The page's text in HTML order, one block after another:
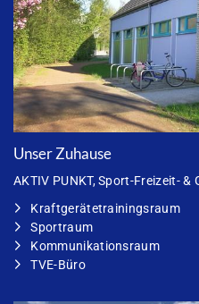
Unser Zuhause
AKTIV PUNKT, Sport-Freizeit- &
Kraftgerätetrainingsraum
Sportraum
Kommunikationsraum
TVE-Büro